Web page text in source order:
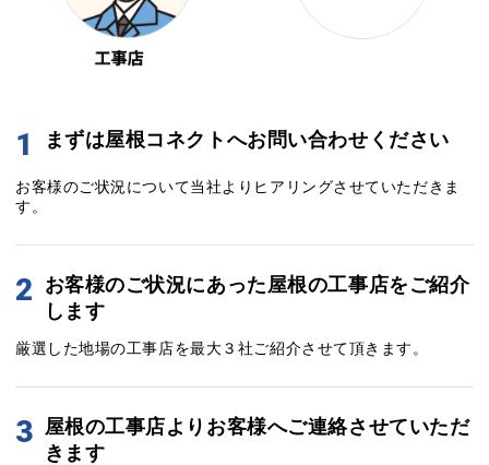
1 まずは屋根コネクトへお問い合わせください
お客様のご状況について当社よりヒアリングさせていただきま
す。
2
お客様のご状況にあった屋根の工事店をご紹介
します
厳選した地場の工事店を最大３社ご紹介させて頂きます。
3 屋根の工事店よりお客様へご連絡させていただ
きます